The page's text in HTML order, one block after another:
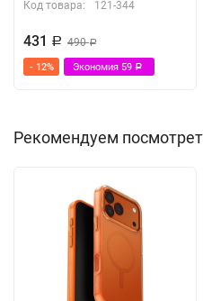
Код товара: 121-344
431 Р 490Р
- 12% Экономия 59 Р
Рекомендуем